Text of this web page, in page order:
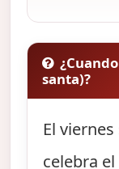
santa)?
El
celebra el